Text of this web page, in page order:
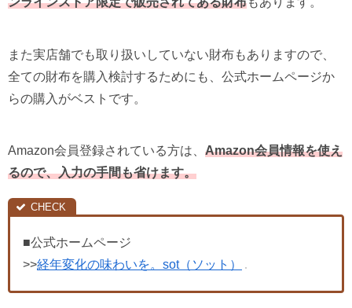
また実店舗でも取り扱いしていない財布もありますので、
全ての財布を購入検討するためにも、公式ホームページか
らの購入がベストです。
Amazon会員登録されている方は、 Amazon会員情報を使え
るので、入力の手間も省けます。
■公式ホームページ
>>経年変化の味わいを。sot（ソット）